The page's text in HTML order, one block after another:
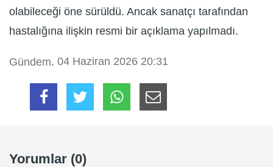
olabileceği öne sürüldü. Ancak sanatçı tarafından
hastalığına ilişkin resmi bir açıklama yapılmadı.
Gündem, 04 Haziran 2026 20:31
Yorumlar (0)